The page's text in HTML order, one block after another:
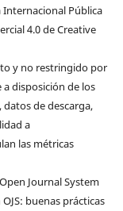
Pública
4.0 de Creative
y no restringido por
a disposición de los
de descarga,
a
las métricas
Journal System
buenas prácticas